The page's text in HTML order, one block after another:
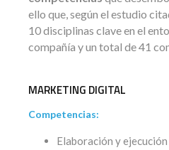
ello que, según el estudio
10 disciplinas clave en el
compañía y un total de 41
MARKETING DIGITAL
Competencias:
Elaboración y